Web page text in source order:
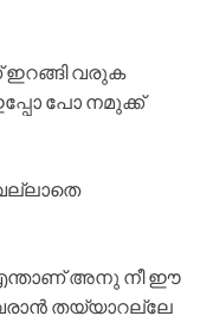
ഇറങ്ങി വരുക
പോ നമുക്ക്
എന്താണ് അനു നീ ഈ
തയ്യാറല്ലേ